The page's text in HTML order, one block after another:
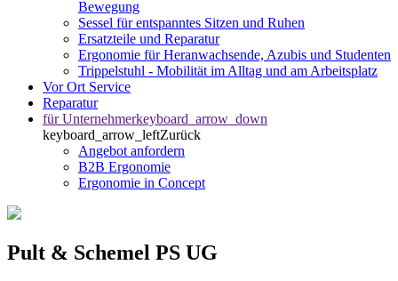
Bewegung
Sessel für entspanntes Sitzen und Ruhen
Ersatzteile und Reparatur
Ergonomie für Heranwachsende, Azubis und Studenten
Trippelstuhl - Mobilität im Alltag und am Arbeitsplatz
Vor Ort Service
Reparatur
für Unternehmerkeyboard_arrow_down
keyboard_arrow_leftZurück
Angebot anfordern
B2B Ergonomie
Ergonomie in Concept
Pult & Schemel PS UG